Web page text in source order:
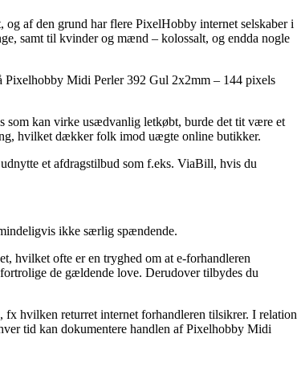
og af den grund har flere PixelHobby internet selskaber i
samt til kvinder og mænd – kolossalt, og endda nogle
Pixelhobby Midi Perler 392 Gul 2x2mm – 144 pixels
kan virke usædvanlig letkøbt, burde det tit være et
hvilket dækker folk imod uægte online butikker.
et afdragstilbud som f.eks. ViaBill, hvis du
ikke særlig spændende.
hvilket ofte er en tryghed om at e-forhandleren
de gældende love. Derudover tilbydes du
hvilken returret internet forhandleren tilsikrer. I relation
tid kan dokumentere handlen af Pixelhobby Midi